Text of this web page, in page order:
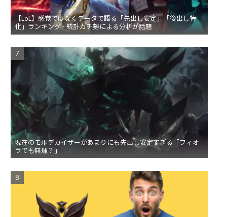
【LoL】感覚ではなくデータで語る「先出し安定」「後出し特
化」ランキング - 統計ガチ勢による分析が話題
現在のモルデカイザーがあまりにも先出し安定すぎる「フィオ
ラでも無理？」